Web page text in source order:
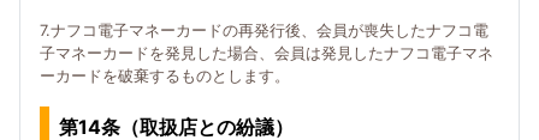
7.ナフコ電子マネーカードの再発行後、会員が喪失したナフコ電
子マネーカードを発見した場合、会員は発見したナフコ電子マネ
ーカードを破棄するものとします。
第14条（取扱店との紛議）